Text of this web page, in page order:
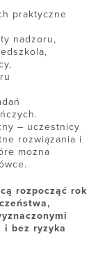
praktyczne
nadzoru,
– uczestnicy
rozwiązania i
można
rozpocząć rok
bez ryzyka